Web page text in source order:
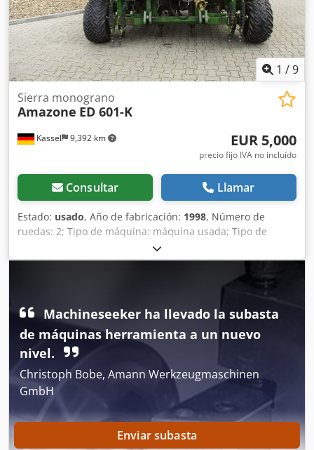
1 /9
Kassel 9,392 km
Sierra monograno
Amazone ED 601-K
EUR 5,000
precio fijo IVA no incluído
Consultar Llamar
Estado: usado, Año de fabricación: 1998, Número de
ruedas: 2; Tipo de máquina: máquina usada; Tipo de
bastidor: montaje; Sistema de fertilización / sinfín de
fertilizante / Crodpfxer Ncfqj Abpof
Machineseeker ha llevado la subasta
de máquinas herramienta a un nuevo
nivel.
Christoph Bobe, Amann Werkzeugmaschinen
GmbH
Enviar subasta